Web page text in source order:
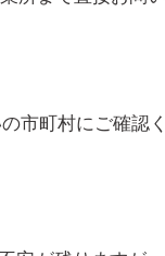
市町村にご確認く